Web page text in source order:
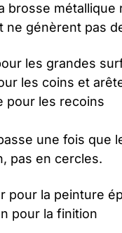
brosse
ne génèrent pas
les grandes
les coins et
pour les recoins
une fois que
pas en cercles.
pour la peinture
pour la finition